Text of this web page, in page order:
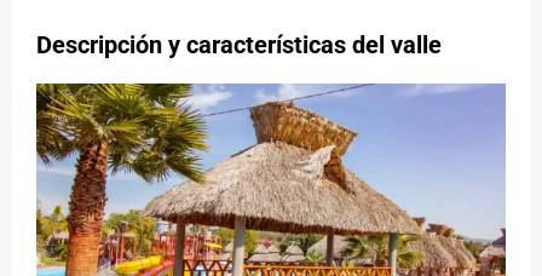
Descripción y características del valle